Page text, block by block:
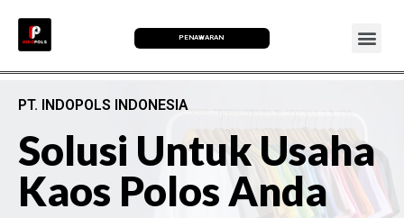
PENAWARAN
PT. INDOPOLS INDONESIA
Solusi Untuk Usaha
Kaos Polos Anda